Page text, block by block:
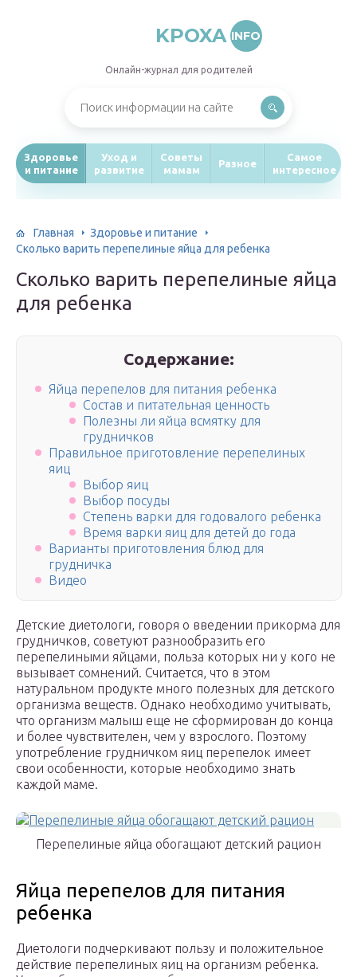
KPOXA INFO
Онлайн-журнал для родителей
Здоровье
и питание
Уход и
развитие
Советы
мамам
Разное
Самое
интересное
Главная
Здоровье и питание
Сколько варить перепелиные яйца для ребенка
Сколько варить перепелиные яйца
для ребенка
Содержание:
Яйца перепелов для питания ребенка
Состав и питательная ценность
Полезны ли яйца всмятку для
грудничков
Правильное приготовление перепелиных
яиц
Выбор яиц
Выбор посуды
Степень варки для годовалого ребенка
Время варки яиц для детей до года
Варианты приготовления блюд для
грудничка
Видео
Детские диетологи, говоря о введении прикорма для
грудничков, советуют разнообразить его
перепелиными яйцами, польза которых ни у кого не
вызывает сомнений. Считается, что в этом
натуральном продукте много полезных для детского
организма веществ. Однако необходимо учитывать,
что организм малыш еще не сформирован до конца
и более чувствителен, чем у взрослого. Поэтому
употребление грудничком яиц перепелок имеет
свои особенности, которые необходимо знать
каждой маме.
Перепелиные яйца обогащают детский рацион
Яйца перепелов для питания
ребенка
Диетологи подчеркивают пользу и положительное
действие перепелиных яиц на организм ребенка.